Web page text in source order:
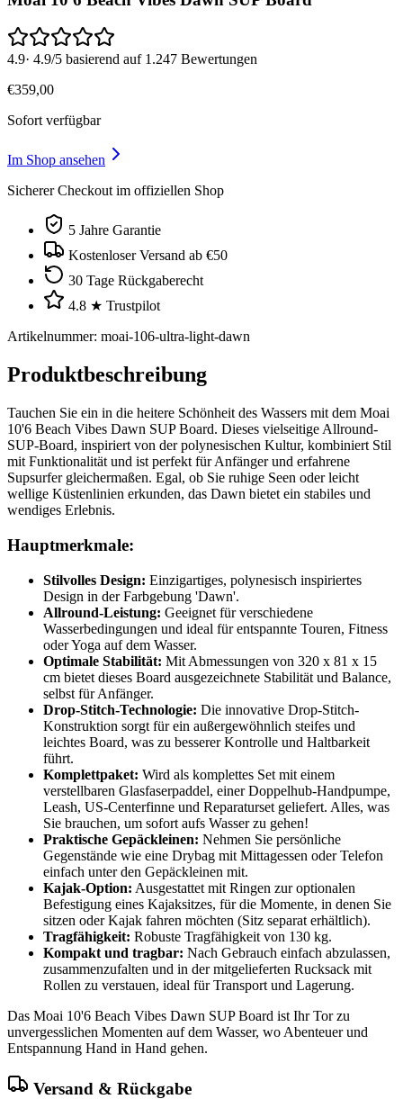
4.9· 4.9/5 basierend auf 1.247 Bewertungen
€359,00
Sofort verfügbar
Im Shop ansehen
Sicherer Checkout im offiziellen Shop
5 Jahre Garantie
Kostenloser Versand ab €50
30 Tage Rückgaberecht
4.8 ★ Trustpilot
Artikelnummer: moai-106-ultra-light-dawn
Produktbeschreibung
Tauchen Sie ein in die heitere Schönheit des Wassers mit dem Moai
10'6 Beach Vibes Dawn SUP Board. Dieses vielseitige Allround-
SUP-Board, inspiriert von der polynesischen Kultur, kombiniert Stil
mit Funktionalität und ist perfekt für Anfänger und erfahrene
Supsurfer gleichermaßen. Egal, ob Sie ruhige Seen oder leicht
wellige Küstenlinien erkunden, das Dawn bietet ein stabiles und
wendiges Erlebnis.
Hauptmerkmale:
Stilvolles Design: Einzigartiges, polynesisch inspiriertes
Design in der Farbgebung 'Dawn'.
Allround-Leistung: Geeignet für verschiedene
Wasserbedingungen und ideal für entspannte Touren, Fitness
oder Yoga auf dem Wasser.
Optimale Stabilität: Mit Abmessungen von 320 x 81 x 15
cm bietet dieses Board ausgezeichnete Stabilität und Balance,
selbst für Anfänger.
Drop-Stitch-Technologie: Die innovative Drop-Stitch-
Konstruktion sorgt für ein außergewöhnlich steifes und
leichtes Board, was zu besserer Kontrolle und Haltbarkeit
führt.
Komplettpaket: Wird als komplettes Set mit einem
verstellbaren Glasfaserpaddel, einer Doppelhub-Handpumpe,
Leash, US-Centerfinne und Reparaturset geliefert. Alles, was
Sie brauchen, um sofort aufs Wasser zu gehen!
Praktische Gepäckleinen: Nehmen Sie persönliche
Gegenstände wie eine Drybag mit Mittagessen oder Telefon
einfach unter den Gepäckleinen mit.
Kajak-Option: Ausgestattet mit Ringen zur optionalen
Befestigung eines Kajaksitzes, für die Momente, in denen Sie
sitzen oder Kajak fahren möchten (Sitz separat erhältlich).
Tragfähigkeit: Robuste Tragfähigkeit von 130 kg.
Kompakt und tragbar: Nach Gebrauch einfach abzulassen,
zusammenzufalten und in der mitgelieferten Rucksack mit
Rollen zu verstauen, ideal für Transport und Lagerung.
Das Moai 10'6 Beach Vibes Dawn SUP Board ist Ihr Tor zu
unvergesslichen Momenten auf dem Wasser, wo Abenteuer und
Entspannung Hand in Hand gehen.
Versand & Rückgabe